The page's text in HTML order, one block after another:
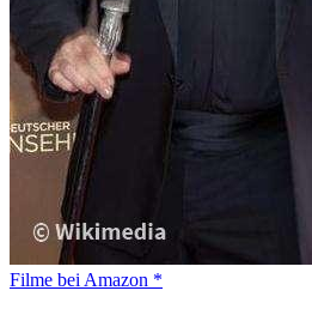
Filme bei Amazon *